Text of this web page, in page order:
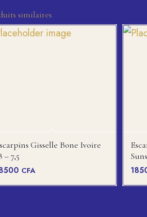
similaires
Gisselle Bone Ivoire
– 7,5
CFA